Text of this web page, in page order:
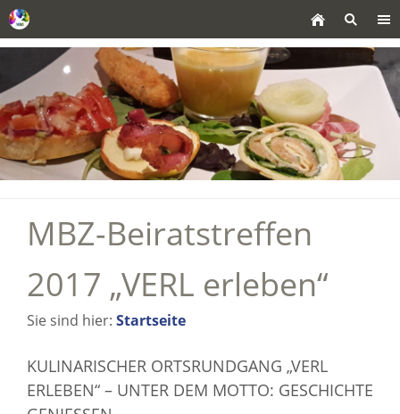
MBZ-Beiratstreffen
2017 „VERL erleben“
Sie sind hier: Startseite
KULINARISCHER ORTSRUNDGANG „VERL
ERLEBEN“ – UNTER DEM MOTTO: GESCHICHTE